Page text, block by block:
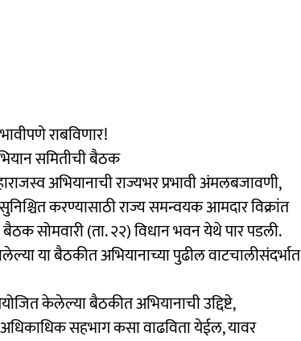
राबविणार!
समितीची बैठक
अभियानाची राज्यभर प्रभावी अंमलबजावणी,
करण्यासाठी राज्य समन्वयक आमदार विक्रांत
सोमवारी (ता. २२) विधान भवन येथे पार पडली.
या बैठकीत अभियानाच्या पुढील वाटचालीसंदर्भात
केलेल्या बैठकीत अभियानाची उद्दिष्टे,
सहभाग कसा वाढविता येईल, यावर